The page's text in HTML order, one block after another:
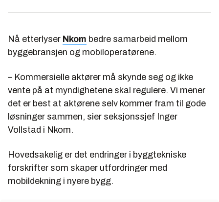
Nå etterlyser Nkom bedre samarbeid mellom
byggebransjen og mobiloperatørene.
– Kommersielle aktører må skynde seg og ikke
vente på at myndighetene skal regulere. Vi mener
det er best at aktørene selv kommer fram til gode
løsninger sammen, sier seksjonssjef Inger
Vollstad i Nkom.
Hovedsakelig er det endringer i byggtekniske
forskrifter som skaper utfordringer med
mobildekning i nyere bygg.